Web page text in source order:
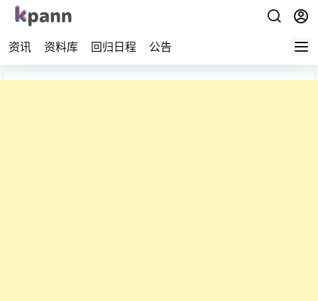
资讯 资料库 回归日程 公告